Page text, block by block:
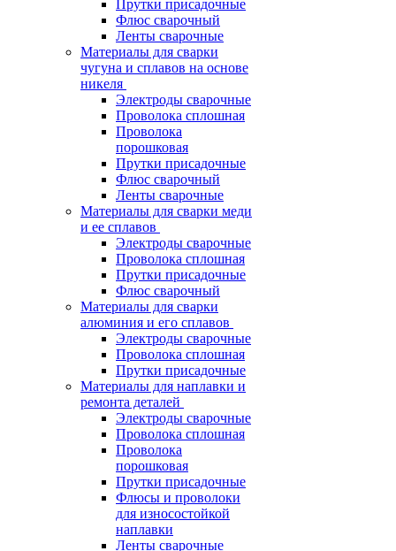
Прутки присадочные
Флюс сварочный
Ленты сварочные
Материалы для сварки
чугуна и сплавов на основе
никеля
Электроды сварочные
Проволока сплошная
Проволока
порошковая
Прутки присадочные
Флюс сварочный
Ленты сварочные
Материалы для сварки меди
и ее сплавов
Электроды сварочные
Проволока сплошная
Прутки присадочные
Флюс сварочный
Материалы для сварки
алюминия и его сплавов
Электроды сварочные
Проволока сплошная
Прутки присадочные
Материалы для наплавки и
ремонта деталей
Электроды сварочные
Проволока сплошная
Проволока
порошковая
Прутки присадочные
Флюсы и проволоки
для износостойкой
наплавки
Ленты сварочные